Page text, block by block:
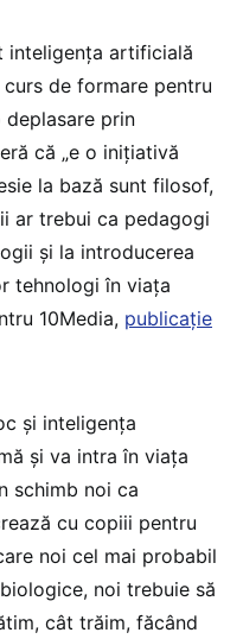
inteligența artificială
de formare pentru
prin
că „e o inițiativă
la bază sunt filosof,
ar trebui ca pedagogi
și la introducerea
tehnologi în viața
10Media, publicație
și inteligența
și va intra în viața
schimb noi ca
cu copiii pentru
noi cel mai probabil
noi trebuie să
cât trăim, făcând